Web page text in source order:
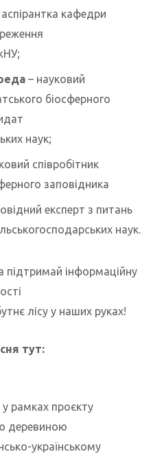
аспірантка кафедри
– науковий
біосферного
наук;
співробітник
заповідника
експерт з питань
наук.
інформаційну
лісу у наших руках!
тут:
у рамках проєкту
деревиною
українському